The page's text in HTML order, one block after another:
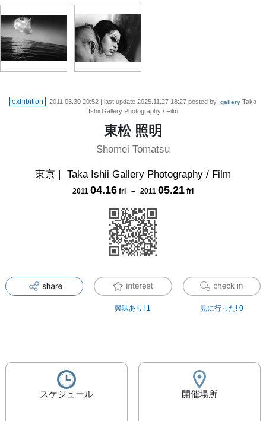
exhibition 2011.03.30 20:52 | last update 2025.11.27 18:27 posted by gallery Taka
Ishii Gallery Photography / Film
東松 照明
Shomei Tomatsu
東京 | Taka Ishii Gallery Photography / Film
2011 04.16 fri － 2011 05.21 fri
興味あり! 1 見に行った! 0
スケジュール 開催場所